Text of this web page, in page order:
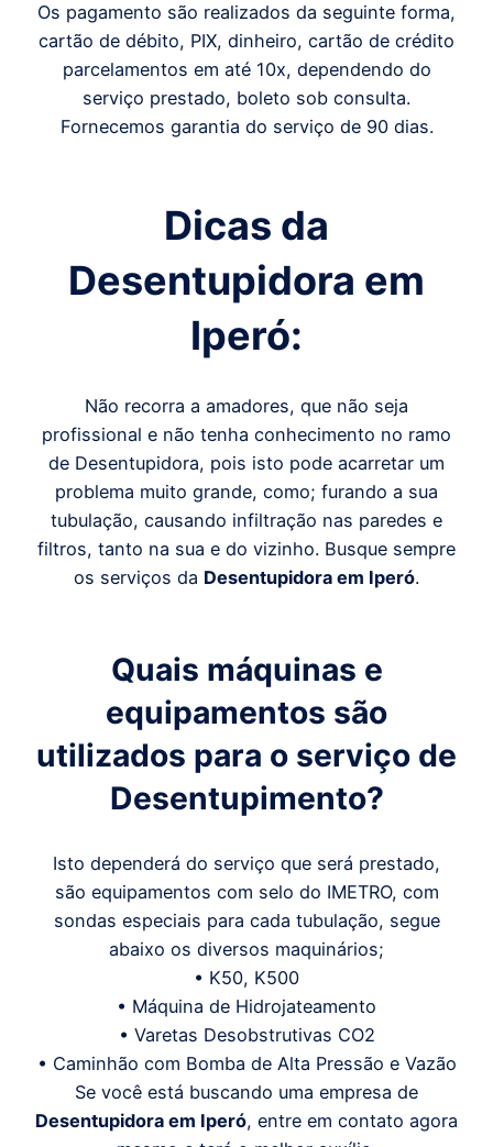
Os pagamento são realizados da seguinte forma,
cartão de débito, PIX, dinheiro, cartão de crédito
parcelamentos em até 10x, dependendo do
serviço prestado, boleto sob consulta.
Fornecemos garantia do serviço de 90 dias.
Dicas da
Desentupidora em
Iperó:
Não recorra a amadores, que não seja
profissional e não tenha conhecimento no ramo
de Desentupidora, pois isto pode acarretar um
problema muito grande, como; furando a sua
tubulação, causando infiltração nas paredes e
filtros, tanto na sua e do vizinho. Busque sempre
os serviços da Desentupidora em Iperó.
Quais máquinas e
equipamentos são
utilizados para o serviço de
Desentupimento?
Isto dependerá do serviço que será prestado,
são equipamentos com selo do IMETRO, com
sondas especiais para cada tubulação, segue
abaixo os diversos maquinários;
• K50, K500
• Máquina de Hidrojateamento
• Varetas Desobstrutivas CO2
• Caminhão com Bomba de Alta Pressão e Vazão
Se você está buscando uma empresa de
Desentupidora em Iperó, entre em contato agora